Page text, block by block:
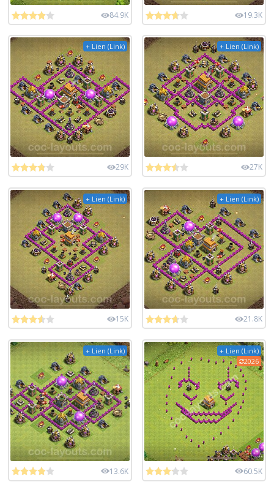
84.9K 19.3K
+ Lien (Link)
29K
+ Lien (Link)
27K
+ Lien (Link)
15K
+ Lien (Link)
21.8K
+ Lien (Link)
13.6K
+ Lien (Link)
2026
60.5K